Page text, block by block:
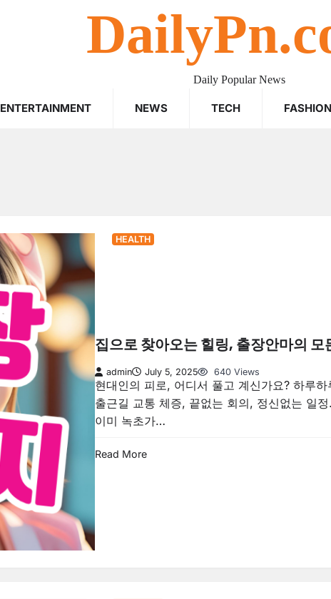
Daily Popular News
ENTERTAINMENT NEWS TECH FASHION
HEALTH
집으로 찾아오는 힐링, 출장안마의 모
admin July 5, 2025 640 Views
현대인의 피로, 어디서 풀고 계신가요? 하루
출근길 교통 체증, 끝없는 회의, 정신없는 일
이미 녹초가…
Read More